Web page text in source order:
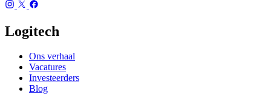
Logitech
Ons verhaal
Vacatures
Investeerders
Blog